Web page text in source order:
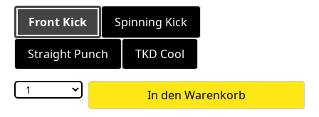
Front Kick
Spinning Kick
Straight Punch TKD Cool
In den Warenkorb